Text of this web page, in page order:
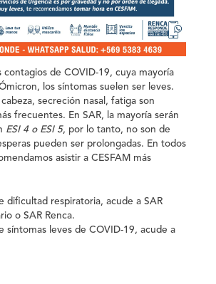
contagios de COVID-19, cuya mayoría
los síntomas suelen ser leves.
secreción nasal, fatiga son
frecuentes. En SAR, la mayoría serán
ESI 4o ESI 5, por lo tanto, no son de
pueden ser prolongadas. En todos
asistir a CESFAM más
dificultad respiratoria, acude a SAR
o SAR Renca.
síntomas leves de COVID-19, acude a